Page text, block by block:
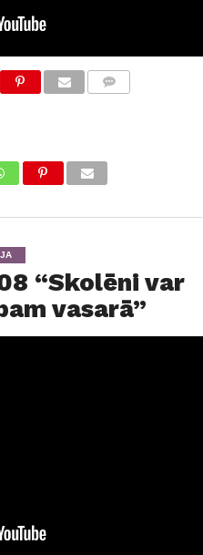
“Skolēni var
vasarā”